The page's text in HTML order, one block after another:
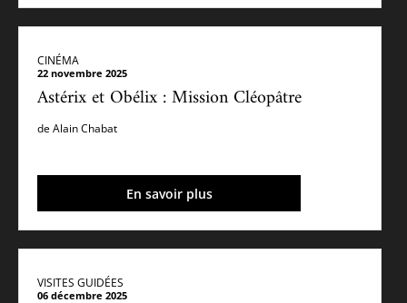
CINÉMA
22 novembre 2025
Astérix et Obélix : Mission Cléopâtre
de Alain Chabat
En savoir plus
VISITES GUIDÉES
06 décembre 2025